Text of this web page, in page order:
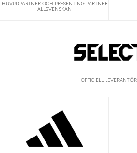
HUVUDPARTNER OCH PRESENTING PARTNER
ALLSVENSKAN
OFFICIELL LEVERANTÖR